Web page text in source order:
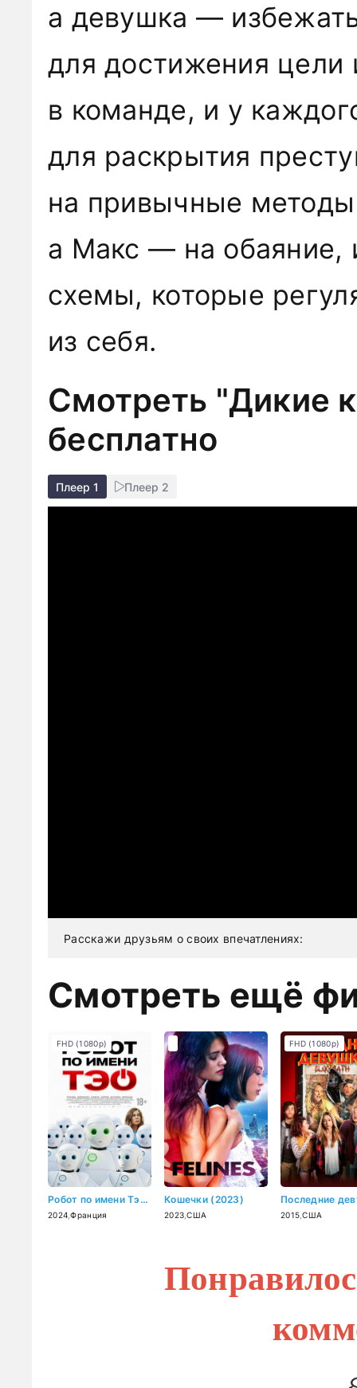
а девушка —
для достижения цели
в команде, и у
для раскрытия
на привычные
а Макс — на обаяние,
схемы, которые
из себя.
Смотреть "Дикие
бесплатно
Плеер 1 Плеер 2
Расскажи друзьям о своих впечатлениях:
Смотреть ещё
Робот по имени Тэо (2024)
2024 ,Франция
FHD (1080p)
Кошечки (2023)
2023 ,США 2015 ,США
FHD (1080p)